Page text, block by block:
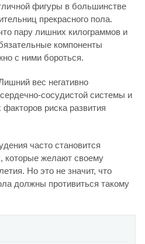
фигуры в большинстве
прекрасного пола.
пару лишних килограммов и
компоненты
с ними бороться.
вес негативно
сосудистой системы и
риска развития
часто становится
которые желают своему
Но это не значит, что
должны противиться такому